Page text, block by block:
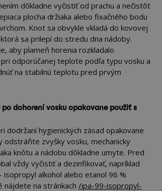
dôkladne vyčistiť od prachu a nečistôt
plocha držiaka alebo fixačného bodu
Knot sa obvykle vkladá do kovovej
sa prilepí do stredu dna nádoby.
aby plameň horenia rozkladalo
odporúčanej teplote podľa typu vosku a
na stabilnú teplotu pred prvým
dohorení vosku opakovane použiť s
dodržaní hygienických zásad opakovane
odstráňte zvyšky vosku, mechanicky
knôtu a nádobu dôkladne umyte. Pred
vždy vyčistiť a dezinfikovať, napríklad
alkohol alebo etanol 96 %
nájdete na stránkach /ipa-99-isopropyl-